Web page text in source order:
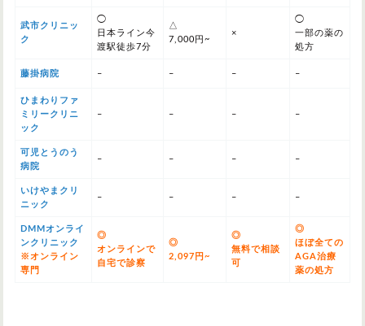
武市クリニッ
ク
◯
日本ライン今
渡駅徒歩7分
△
7,000円~
×
◯
一部の薬の
処方
藤掛病院 – – – –
ひまわりファ
ミリークリニ
ック
– – – –
可児とうのう
病院
– – – –
いけやまクリ
ニック
– – – –
DMMオンライ
ンクリニック
※オンライン
専門
◎
オンラインで
自宅で診察
◎
2,097円~
◎
無料で相談
可
◎
ほぼ全ての
AGA治療
薬の処方